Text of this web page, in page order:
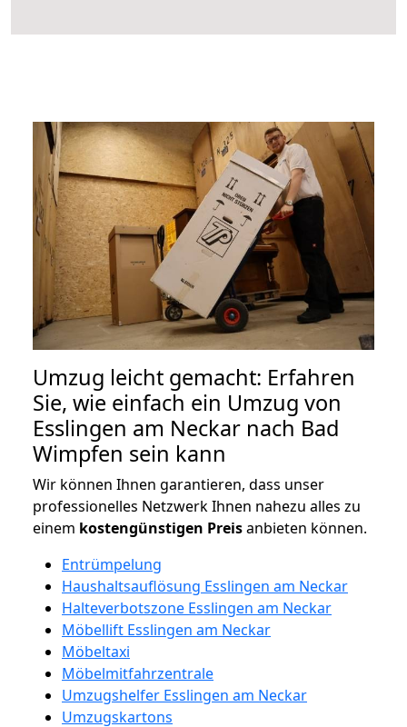
Umzug leicht gemacht: Erfahren
Sie, wie einfach ein Umzug von
Esslingen am Neckar nach Bad
Wimpfen sein kann
Wir können Ihnen garantieren, dass unser
professionelles Netzwerk Ihnen nahezu alles zu
einem kostengünstigen Preisanbieten können.
Entrümpelung
Haushaltsauflösung Esslingen am Neckar
Halteverbotszone Esslingen am Neckar
Möbellift Esslingen am Neckar
Möbeltaxi
Möbelmitfahrzentrale
Umzugshelfer Esslingen am Neckar
Umzugskartons